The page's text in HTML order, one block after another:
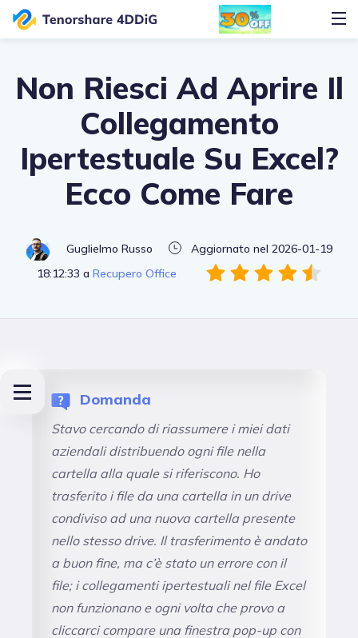
Non Riesci Ad Aprire Il
Collegamento
Ipertestuale Su Excel?
Ecco Come Fare
Guglielmo Russo
Aggiornato nel 2026-01-19
18:12:33 a Recupero Office
Domanda
Stavo cercando di riassumere i miei dati
aziendali distribuendo ogni file nella
cartella alla quale si riferiscono. Ho
trasferito i file da una cartella in un drive
condiviso ad una nuova cartella presente
nello stesso drive. Il trasferimento è andato
a buon fine, ma c’è stato un errore con il
file; i collegamenti ipertestuali nel file Excel
non funzionano e ogni volta che provo a
cliccarci compare una finestra pop-up con